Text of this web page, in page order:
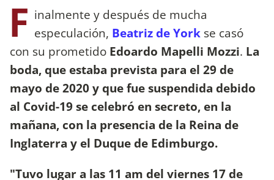
F inalmente y después de mucha
especulación, Beatriz de York se casó
con su prometido Edoardo Mapelli Mozzi. La
boda, que estaba prevista para el 29 de
mayo de 2020 y que fue suspendida debido
al Covid-19 se celebró en secreto, en la
mañana, con la presencia de la Reina de
Inglaterra y el Duque de Edimburgo.
"Tuvo lugar a las 11 am del viernes 17 de